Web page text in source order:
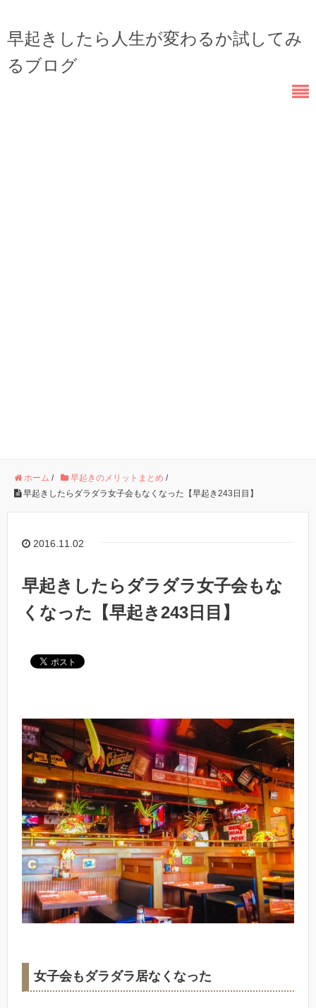
早起きしたら人生が変わるか試してみ
るブログ
ホーム / 早起きのメリットまとめ /
早起きしたらダラダラ女子会もなくなった【早起き243日目】
2016.11.02
早起きしたらダラダラ女子会もな
くなった【早起き243日目】
女子会もダラダラ居なくなった